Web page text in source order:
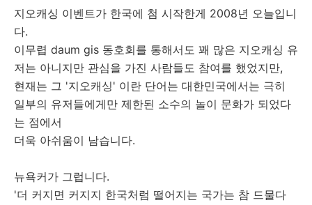
지오캐싱 이벤트가 한국에 첨 시작한게 2008년 오늘입니
다.
이무렵 daum gis 동호회를 통해서도 꽤 많은 지오캐싱 유
저는 아니지만 관심을 가진 사람들도 참여를 했었지만,
현재는 그 '지오캐싱' 이란 단어는 대한민국에서는 극히
일부의 유저들에게만 제한된 소수의 놀이 문화가 되었다
는 점에서
더욱 아쉬움이 남습니다.
뉴욕커가 그럽니다.
'더 커지면 커지지 한국처럼 떨어지는 국가는 참 드물다